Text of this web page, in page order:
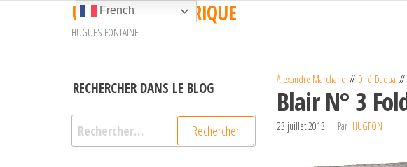
contenu
UN TRAIN EN AFRIQUE
HUGUES FONTAINE
Alexandre Marchand Diré-Daoua
Blair N° 3
23 juillet 2013 Par HUGFON
RECHERCHER DANS LE BLOG
Rechercher :
French